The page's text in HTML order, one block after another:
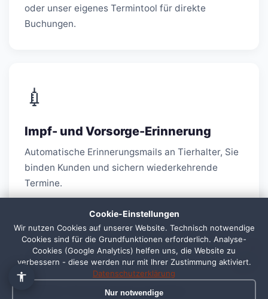
oder unser eigenes Termintool für direkte
Buchungen.
💉
Impf- und Vorsorge-Erinnerung
Automatische Erinnerungsmails an Tierhalter, Sie
binden Kunden und sichern wiederkehrende
Termine.
🚐
Mobile Versorgung sichtbar
Cookie-Einstellungen
Wir nutzen Cookies auf unserer Website. Technisch notwendige
Cookies sind für die Grundfunktionen erforderlich. Analyse-
Cookies (Google Analytics) helfen uns, die Website zu
verbessern - diese werden nur mit Ihrer Zustimmung aktiviert.
Datenschutzerklärung
Nur notwendige